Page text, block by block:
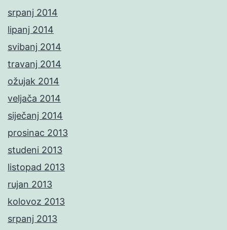
srpanj 2014
lipanj 2014
svibanj 2014
travanj 2014
ožujak 2014
veljača 2014
siječanj 2014
prosinac 2013
studeni 2013
listopad 2013
rujan 2013
kolovoz 2013
srpanj 2013